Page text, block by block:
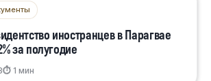
иностранцев в Парагвае
за полугодие
⏱ 1 мин